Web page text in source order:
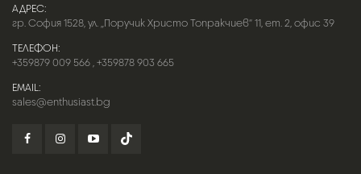
АДРЕС:
гр. София 1528, ул. „Поручик Христо Топракчиев“ 11, ет. 2, офис 39
ТЕЛЕФОН:
+359879 009 566,+359878 903 665
EMAIL:
sales@enthusiast.bg